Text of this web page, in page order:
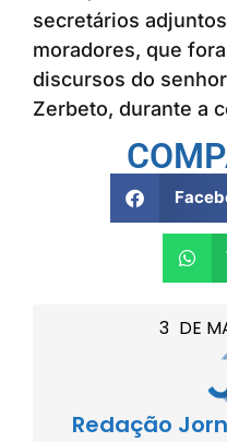
3 DE
Redação
secretários
moradores, que
discursos do
Zerbeto, durante a